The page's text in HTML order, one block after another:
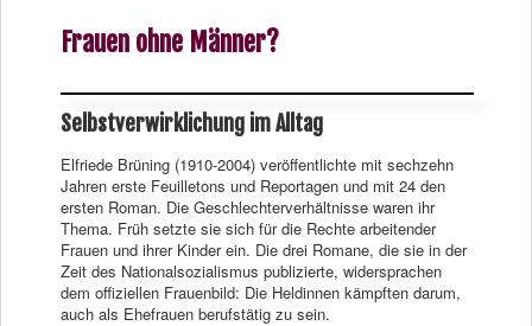
Videos
Frauen ohne Männer?
Selbstverwirklichung im Alltag
Elfriede Brüning (1910-2004) veröffentlichte mit sechzehn
Jahren erste Feuilletons und Reportagen und mit 24 den
ersten Roman. Die Geschlechterverhältnisse waren ihr
Thema. Früh setzte sie sich für die Rechte arbeitender
Frauen und ihrer Kinder ein. Die drei Romane, die sie in der
Zeit des Nationalsozialismus publizierte, widersprachen
dem offiziellen Frauenbild: Die Heldinnen kämpften darum,
auch als Ehefrauen berufstätig zu sein.